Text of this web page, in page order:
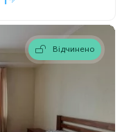
Відчинено